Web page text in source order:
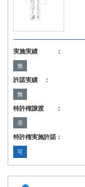
実施実績 ：
無
許諾実績 ：
無
特許権譲渡 ：
否
特許権実施許諾：
可